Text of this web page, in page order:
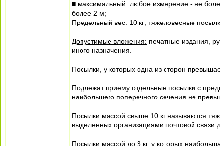
■ максимальный: любое измерение - не
более 2 м;
Предельный вес: 10 кг; тяжеловесные
Допустимые вложения: печатные издания,
иного назначения.
Посылки, у которых одна из сторон
Подлежат приему отдельные посылки с
наибольшего поперечного сечения не
Посылки массой свыше 10 кг называются
выделенных организациями почтовой связи
Посылки массой до 3 кг, у которых